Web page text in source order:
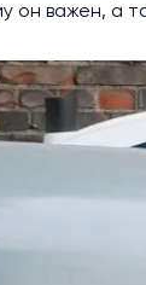
он важен, а